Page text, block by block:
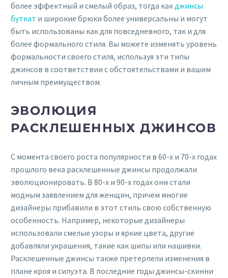
более эффектный и смелый образ, тогда какджинсы
буткат и широкие брюки более универсальны и могут
быть использованы как для повседневного, так и для
более формального стиля. Вы можете изменять уровень
формальности своего стиля, используя эти типы
джинсов в соответствии с обстоятельствами и вашим
личным преимуществом.
ЭВОЛЮЦИЯ
РАСКЛЕШЕННЫХ ДЖИНСОВ
С момента своего роста популярности в 60-х и 70-х годах
прошлого века расклешенные джинсы продолжали
эволюционировать. В 80-х и 90-х годах они стали
модным заявлением для женщин, причем многие
дизайнеры прибавили в этот стиль свою собственную
особенность. Например, некоторые дизайнеры
использовали смелые узоры и яркие цвета, другие
добавляли украшения, такие как шипы или нашивки.
Расклешенные джинсы также претерпели изменения в
плане кроя и силуэта. В последние годы джинсы-скинни